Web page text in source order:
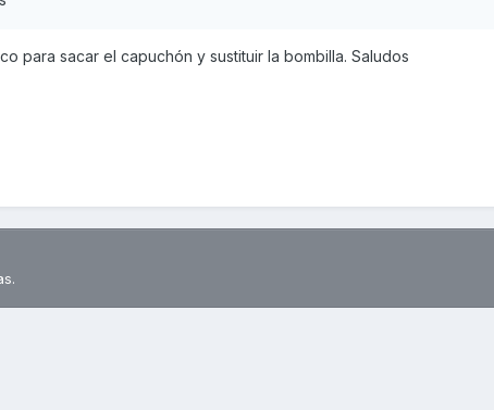
para sacar el capuchón y sustituir la bombilla. Saludos